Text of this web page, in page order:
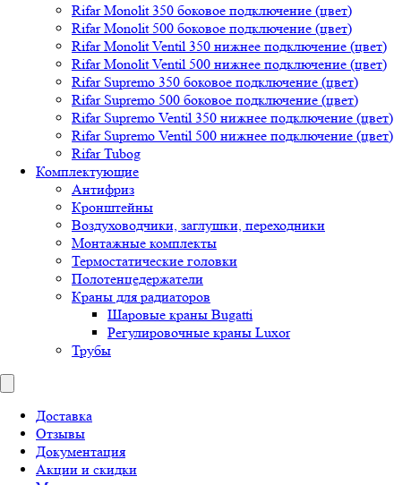
Rifar Monolit 350 боковое подключение (цвет)
Rifar Monolit 500 боковое подключение (цвет)
Rifar Monolit Ventil 350 нижнее подключение (цвет)
Rifar Monolit Ventil 500 нижнее подключение (цвет)
Rifar Supremo 350 боковое подключение (цвет)
Rifar Supremo 500 боковое подключение (цвет)
Rifar Supremo Ventil 350 нижнее подключение (цвет)
Rifar Supremo Ventil 500 нижнее подключение (цвет)
Rifar Tubog
Комплектующие
Антифриз
Кронштейны
Воздуховодчики, заглушки, переходники
Монтажные комплекты
Термостатические головки
Полотенцедержатели
Краны для радиаторов
Шаровые краны Bugatti
Регулировочные краны Luxor
Трубы
Доставка
Отзывы
Документация
Акции и скидки